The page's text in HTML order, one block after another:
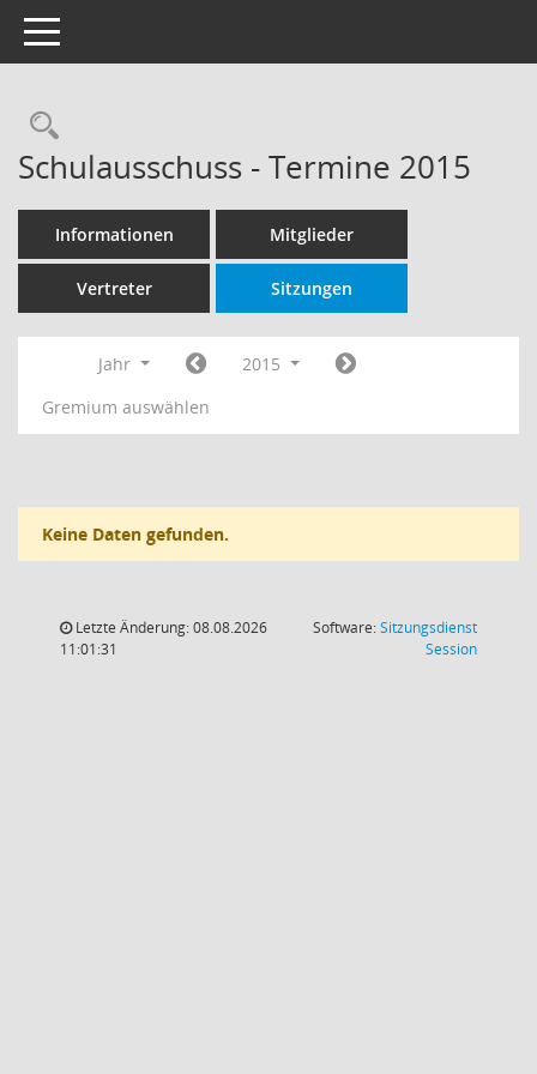
Toggle navigation
Rechercheauswahl
Schulausschuss - Termine 2015
Informationen Mitglieder
Vertreter Sitzungen
Jahr
2015
Gremium auswählen
Keine Daten gefunden.
Letzte Änderung: 08.08.2026
11:01:31
Software:Sitzungsdienst
Session(Wird in